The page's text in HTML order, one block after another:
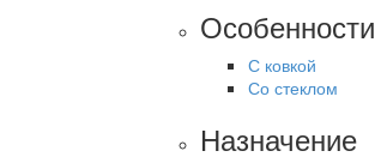
Особенности
С ковкой
Со стеклом
Назначение